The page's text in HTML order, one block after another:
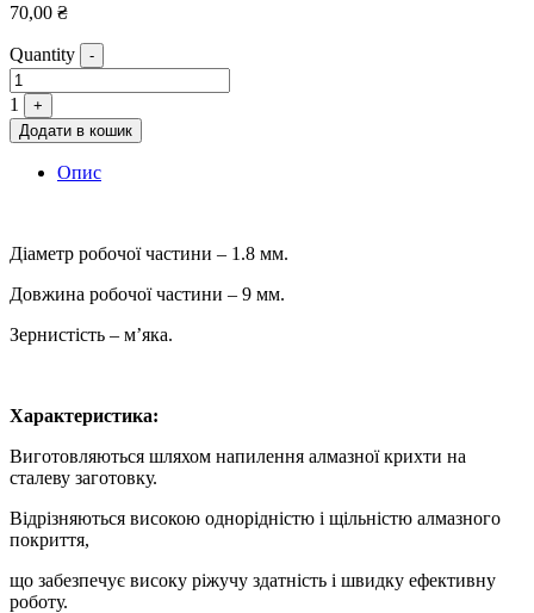
70,00 ₴
Quantity -
1
+
Додати в кошик
Опис
Діаметр робочої частини – 1.8 мм.
Довжина робочої частини – 9 мм.
Зернистість – м’яка.
Характеристика:
Виготовляються шляхом напилення алмазної крихти на
сталеву заготовку.
Відрізняються високою однорідністю і щільністю алмазного
покриття,
що забезпечує високу ріжучу здатність і швидку ефективну
роботу.